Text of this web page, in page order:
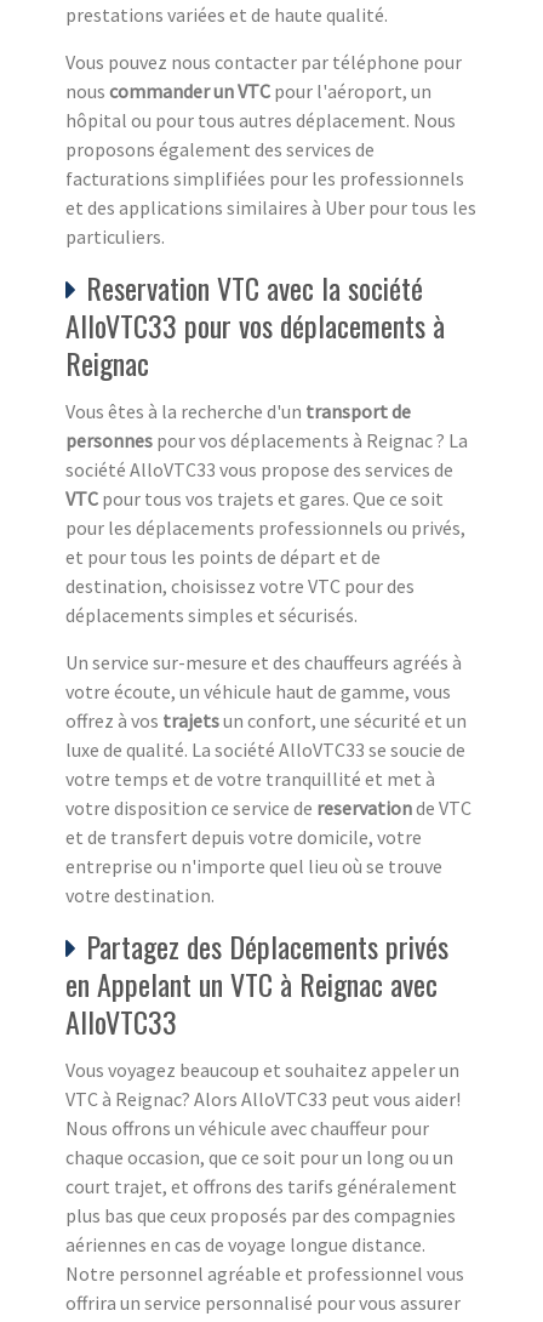
prestations variées et de haute qualité.
Vous pouvez nous contacter par téléphone pour
nous commander un VTC pour l'aéroport, un
hôpital ou pour tous autres déplacement. Nous
proposons également des services de
facturations simplifiées pour les professionnels
et des applications similaires à Uber pour tous les
particuliers.
Reservation VTC avec la société
AlloVTC33 pour vos déplacements à
Reignac
Vous êtes à la recherche d'un transport de
personnes pour vos déplacements à Reignac ? La
société AlloVTC33 vous propose des services de
VTC pour tous vos trajets et gares. Que ce soit
pour les déplacements professionnels ou privés,
et pour tous les points de départ et de
destination, choisissez votre VTC pour des
déplacements simples et sécurisés.
Un service sur-mesure et des chauffeurs agréés à
votre écoute, un véhicule haut de gamme, vous
offrez à vos trajetsun confort, une sécurité et un
luxe de qualité. La société AlloVTC33 se soucie de
votre temps et de votre tranquillité et met à
votre disposition ce service de reservationde VTC
et de transfert depuis votre domicile, votre
entreprise ou n'importe quel lieu où se trouve
votre destination.
Partagez des Déplacements privés
en Appelant un VTC à Reignac avec
AlloVTC33
Vous voyagez beaucoup et souhaitez appeler un
VTC à Reignac? Alors AlloVTC33 peut vous aider!
Nous offrons un véhicule avec chauffeur pour
chaque occasion, que ce soit pour un long ou un
court trajet, et offrons des tarifs généralement
plus bas que ceux proposés par des compagnies
aériennes en cas de voyage longue distance.
Notre personnel agréable et professionnel vous
offrira un service personnalisé pour vous assurer